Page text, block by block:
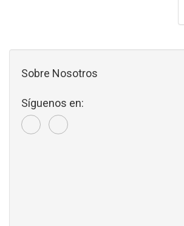
Sobre Nosotros
Síguenos en: